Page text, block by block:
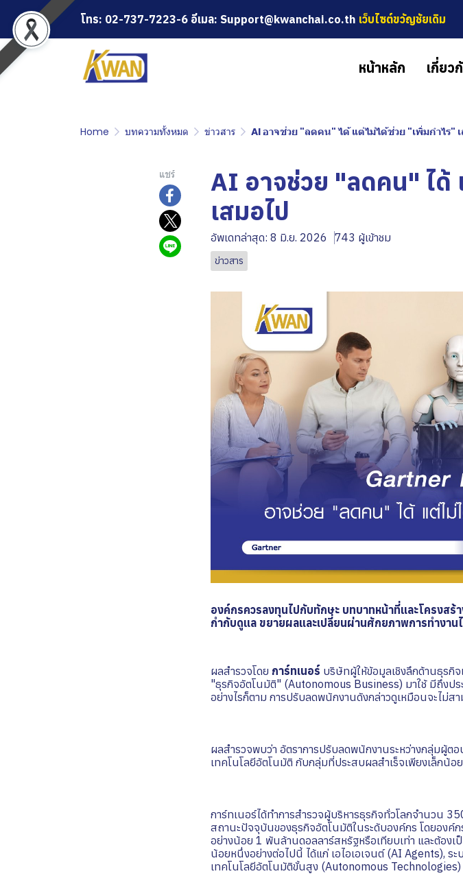
โทร: 02-737-7223-6 อีเมล: Support@kwanchai.co.th เว็บไซต์ขวัญชัยเดิม
หน้าหลัก เกี่ยว
Home บทความทั้งหมด ข่าวสาร AI อาจช่วย "ลดคน" ได้ แต่ไม่ได้ช่วย "เพิ่มกำไร"
แชร์
AI อาจช่วย "ลดคน" ได้
เสมอไป
อัพเดทล่าสุด: 8 มิ.ย. 2026 743 ผู้เข้าชม
ข่าวสาร
องค์กรควรลงทุนไปกับทักษะ บทบาทหน้าที่และโครงสร้
กำกับดูแล ขยายผลและเปลี่ยนผ่านศักยภาพการทำงาน
ผลสำรวจโดย การ์ทเนอร์ บริษัทผู้ให้ข้อมูลเชิงลึกด้านธุรกิ
"ธุรกิจอัตโนมัติ" (Autonomous Business) มาใช้ มีถึง
อย่างไรก็ตาม การปรับลดพนักงานดังกล่าวดูเหมือนจะไม่
ผลสำรวจพบว่า อัตราการปรับลดพนักงานระหว่างกลุ่มผู้
เทคโนโลยีอัตโนมัติ กับกลุ่มที่ประสบผลสำเร็จเพียงเล็ก
การ์ทเนอร์ได้ทำการสำรวจผู้บริหารธุรกิจทั่วโลกจำนวน
สถานะปัจจุบันของธุรกิจอัตโนมัติในระดับองค์กร โดยอง
อย่างน้อย 1 พันล้านดอลลาร์สหรัฐหรือเทียบเท่า และต้องเ
น้อยหนึ่งอย่างต่อไปนี้ ได้แก่ เอไอเอเจนต์ (AI Agents),
เทคโนโลยีอัตโนมัติขั้นสูง (Autonomous Technologies)